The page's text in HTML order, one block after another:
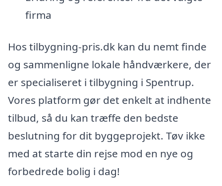
firma
Hos tilbygning-pris.dk kan du nemt finde
og sammenligne lokale håndværkere, der
er specialiseret i tilbygning i Spentrup.
Vores platform gør det enkelt at indhente
tilbud, så du kan træffe den bedste
beslutning for dit byggeprojekt. Tøv ikke
med at starte din rejse mod en nye og
forbedrede bolig i dag!